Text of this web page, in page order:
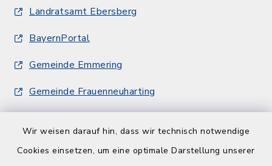
Wir weisen darauf hin, dass wir technisch notwendige
Cookies einsetzen, um eine optimale Darstellung unserer
Landratsamt Ebersberg
BayernPortal
Gemeinde Emmering
Gemeinde Frauenneuharting